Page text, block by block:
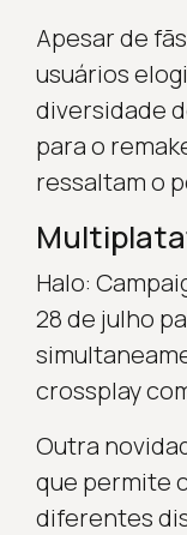
Apesar de
usuários
diversidade
para o
ressaltam o
Halo:
28 de julho
crossplay
Outra
que permite
diferentes